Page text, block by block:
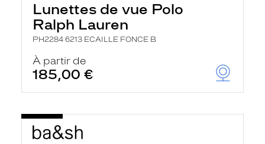
Lunettes de vue Polo
Ralph Lauren
PH2284 6213 ECAILLE FONCE B
À partir de
185,00 €